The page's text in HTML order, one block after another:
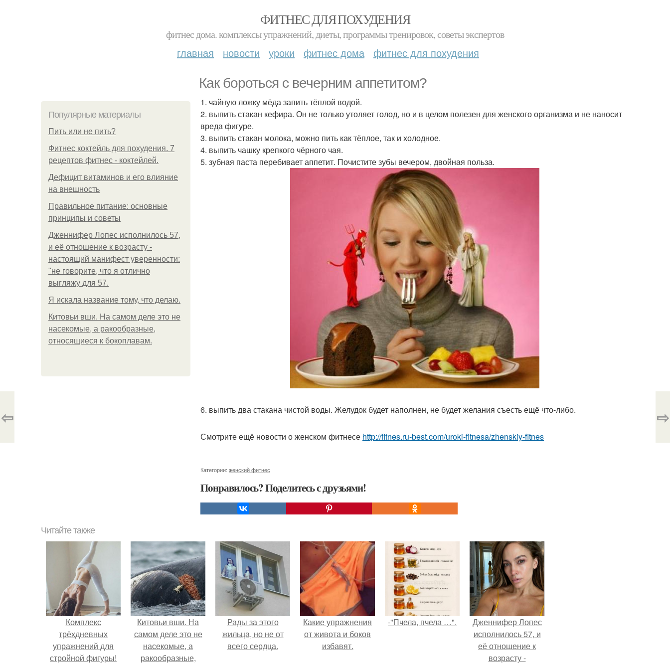
ФИТНЕС ДЛЯ ПОХУДЕНИЯ
фитнес дома. комплексы упражнений, диеты, программы тренировок, советы экспертов
главная новости уроки фитнес дома фитнес для похудения
Как бороться с вечерним аппетитом?
Популярные материалы
Пить или не пить?
Фитнес коктейль для похудения. 7
рецептов фитнес - коктейлей.
Дефицит витаминов и его влияние
на внешность
Правильное питание: основные
принципы и советы
Дженнифер Лопес исполнилось 57,
и её отношение к возрасту -
настоящий манифест уверенности:
"не говорите, что я отлично
выгляжу для 57.
Я искала название тому, что делаю.
Китовьи вши. На самом деле это не
насекомые, а ракообразные,
относящиеся к бокоплавам.
1. чайную ложку мёда запить тёплой водой.
2. выпить стакан кефира. Он не только утоляет голод, но и в целом полезен для женского организма и не наносит
вреда фигуре.
3. выпить стакан молока, можно пить как тёплое, так и холодное.
4. выпить чашку крепкого чёрного чая.
5. зубная паста перебивает аппетит. Почистите зубы вечером, двойная польза.
6. выпить два стакана чистой воды. Желудок будет наполнен, не будет желания съесть ещё что-либо.
Смотрите ещё новости о женском фитнесе http://fitnes.ru-best.com/uroki-fitnesa/zhenskiy-fitnes
Категории: женский фитнес
Понравилось? Поделитесь с друзьями!
⇦ ⇨
Читайте также
Комплекс
трёхдневных
упражнений для
стройной фигуры!
Китовьи вши. На
самом деле это не
насекомые, а
ракообразные,
Рады за этого
жильца, но не от
всего сердца.
Какие упражнения
от живота и боков
избавят.
-"Пчела, пчела …".
Дженнифер Лопес
исполнилось 57, и
её отношение к
возрасту -